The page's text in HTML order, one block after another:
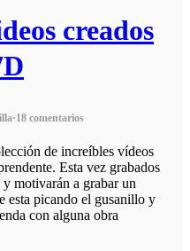
creados
·18 comentarios
de increíbles vídeos
Esta vez grabados
motivarán a grabar un
picando el gusanillo y
con alguna obra